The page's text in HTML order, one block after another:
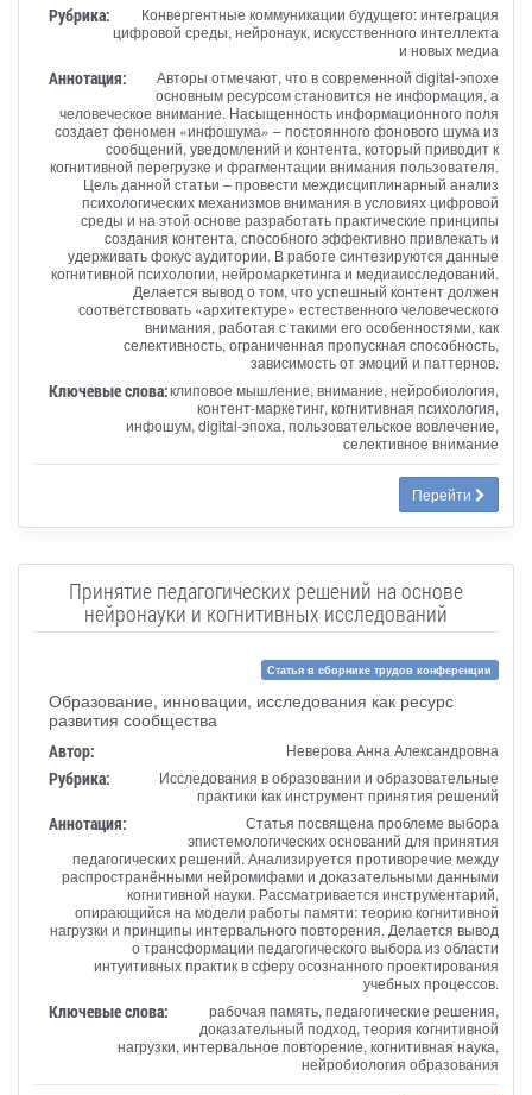
Рубрика:
Конвергентные коммуникации будущего: интеграция
цифровой среды, нейронаук, искусственного интеллекта
и новых медиа
Аннотация:
Авторы отмечают, что в современной digital-эпохе
основным ресурсом становится не информация, а
человеческое внимание. Насыщенность информационного поля
создает феномен «инфошума» – постоянного фонового шума из
сообщений, уведомлений и контента, который приводит к
когнитивной перегрузке и фрагментации внимания пользователя.
Цель данной статьи – провести междисциплинарный анализ
психологических механизмов внимания в условиях цифровой
среды и на этой основе разработать практические принципы
создания контента, способного эффективно привлекать и
удерживать фокус аудитории. В работе синтезируются данные
когнитивной психологии, нейромаркетинга и медиаисследований.
Делается вывод о том, что успешный контент должен
соответствовать «архитектуре» естественного человеческого
внимания, работая с такими его особенностями, как
селективность, ограниченная пропускная способность,
зависимость от эмоций и паттернов.
Ключевые слова:клиповое мышление, внимание, нейробиология,
контент-маркетинг, когнитивная психология,
инфошум, digital-эпоха, пользовательское вовлечение,
селективное внимание
Перейти
Принятие педагогических решений на основе
нейронауки и когнитивных исследований
Статья в сборнике трудов конференции
Образование, инновации, исследования как ресурс
развития сообщества
Автор: Неверова Анна Александровна
Рубрика:
Исследования в образовании и образовательные
практики как инструмент принятия решений
Аннотация:
Статья посвящена проблеме выбора
эпистемологических оснований для принятия
педагогических решений. Анализируется противоречие между
распространёнными нейромифами и доказательными данными
когнитивной науки. Рассматривается инструментарий,
опирающийся на модели работы памяти: теорию когнитивной
нагрузки и принципы интервального повторения. Делается вывод
о трансформации педагогического выбора из области
интуитивных практик в сферу осознанного проектирования
учебных процессов.
Ключевые слова:
рабочая память, педагогические решения,
доказательный подход, теория когнитивной
нагрузки, интервальное повторение, когнитивная наука,
нейробиология образования